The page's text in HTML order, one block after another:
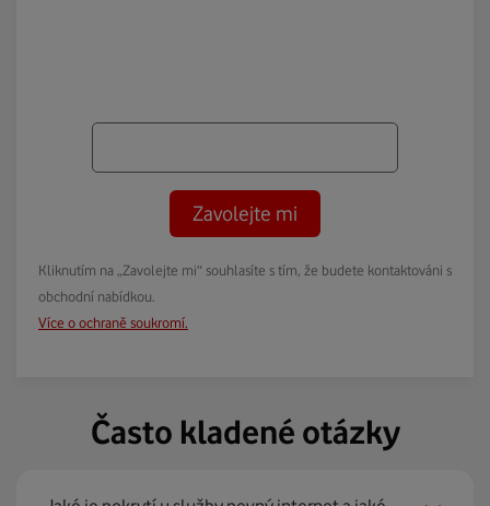
Zavolejte mi
Kliknutím na „Zavolejte mi“ souhlasíte s tím, že budete kontaktováni s
obchodní nabídkou.
Více o ochraně soukromí.
Často kladené otázky